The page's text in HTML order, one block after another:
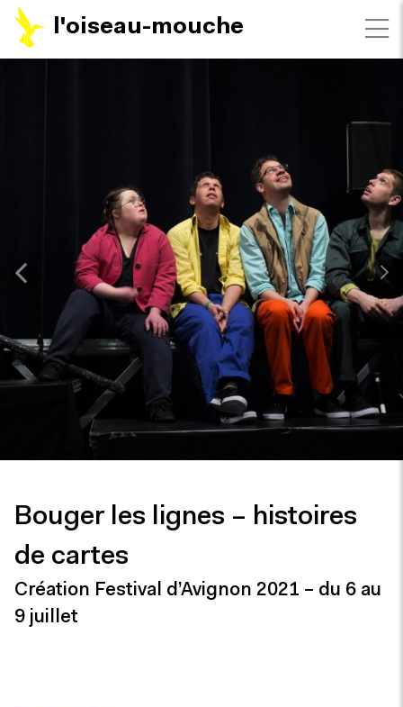
l'oiseau-mouche
Bouger les lignes – histoires
de cartes
Création Festival d’Avignon 2021 – du 6 au
9 juillet